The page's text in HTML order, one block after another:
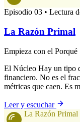
Episodio 03 • Lectura
La Razón Primal
Empieza con el Porqué
El Núcleo Hay un tipo
financiero. No es el
métricas que caen. Es
Leer y escuchar
La Razón Primal